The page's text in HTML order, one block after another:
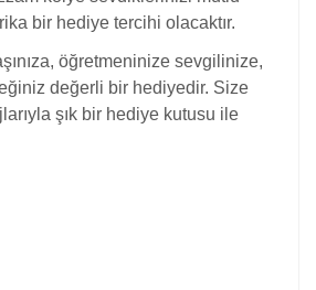
bir hediye tercihi olacaktır.
öğretmeninize sevgilinize,
değerli bir hediyedir. Size
şık bir hediye kutusu ile